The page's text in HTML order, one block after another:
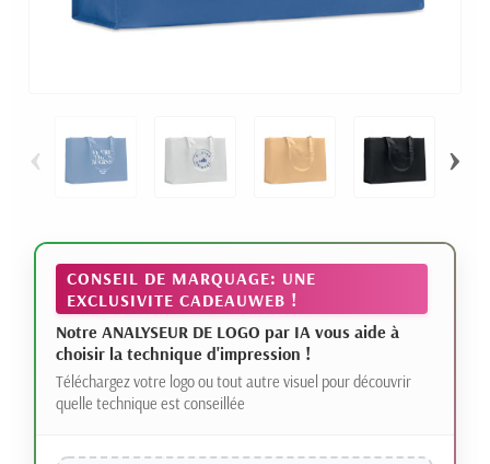
‹ ›
CONSEIL DE MARQUAGE: UNE
EXCLUSIVITE CADEAUWEB !
Notre ANALYSEUR DE LOGO par IA vous aide à
choisir la technique d'impression !
Téléchargez votre logo ou tout autre visuel pour découvrir
quelle technique est conseillée